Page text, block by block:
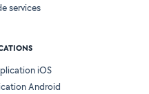
services
iOS
Android